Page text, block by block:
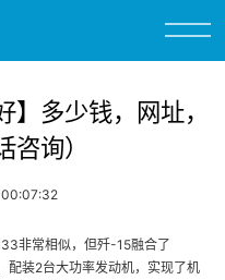
】多少钱，网址，
咨询）
非常相似，但歼-15融合了
配装2台大功率发动机，实现了机